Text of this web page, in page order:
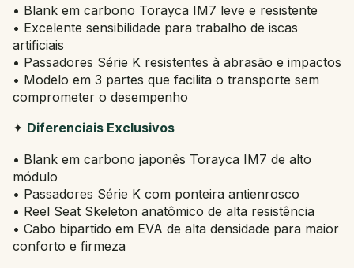
• Blank em carbono Torayca IM7 leve e resistente
• Excelente sensibilidade para trabalho de iscas
artificiais
• Passadores Série K resistentes à abrasão e impactos
• Modelo em 3 partes que facilita o transporte sem
comprometer o desempenho
✦ Diferenciais Exclusivos
• Blank em carbono japonês Torayca IM7 de alto
módulo
• Passadores Série K com ponteira antienrosco
• Reel Seat Skeleton anatômico de alta resistência
• Cabo bipartido em EVA de alta densidade para maior
conforto e firmeza